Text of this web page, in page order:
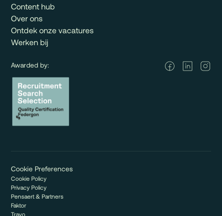
Content hub
Over ons
Ontdek onze vacatures
Werken bij
Awarded by:
Cookie Preferences
Cookie Policy
Privacy Policy
Pensaert & Partners
Faktor
Travo